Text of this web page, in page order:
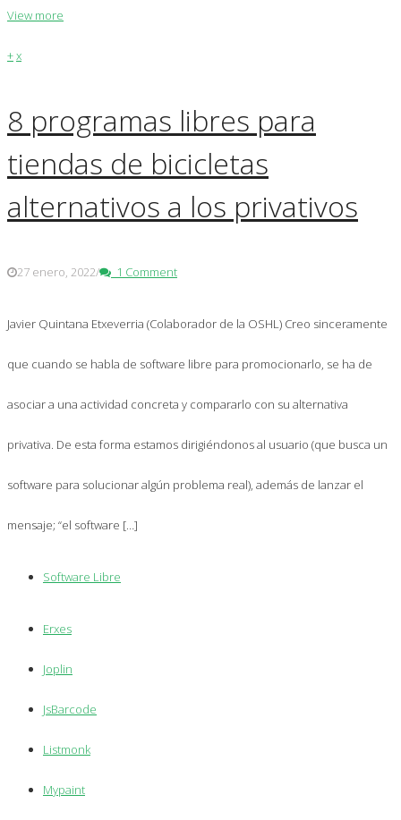
View more
+x
8 programas libres para
tiendas de bicicletas
alternativos a los privativos
27 enero, 2022/ 1 Comment
Javier Quintana Etxeverria (Colaborador de la OSHL) Creo sinceramente
que cuando se habla de software libre para promocionarlo, se ha de
asociar a una actividad concreta y compararlo con su alternativa
privativa. De esta forma estamos dirigiéndonos al usuario (que busca un
software para solucionar algún problema real), además de lanzar el
mensaje; “el software […]
Software Libre
Erxes
Joplin
JsBarcode
Listmonk
Mypaint